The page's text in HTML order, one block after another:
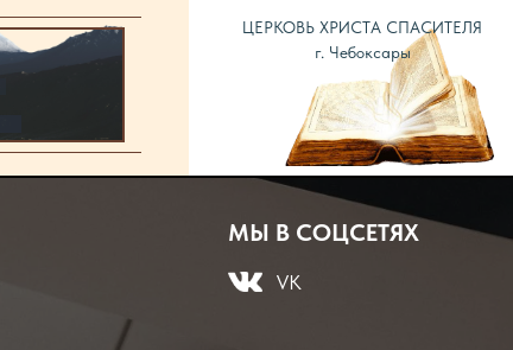
ЦЕРКОВЬ ХРИСТА СПАСИТЕЛЯ
г. Чебоксары
МЫ В СОЦСЕТЯХ
VK